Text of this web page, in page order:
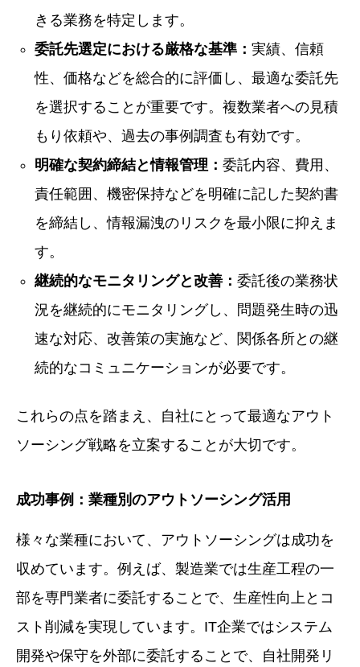
きる業務を特定します。
委託先選定における厳格な基準：実績、信頼
性、価格などを総合的に評価し、最適な委託先
を選択することが重要です。複数業者への見積
もり依頼や、過去の事例調査も有効です。
明確な契約締結と情報管理：委託内容、費用、
責任範囲、機密保持などを明確に記した契約書
を締結し、情報漏洩のリスクを最小限に抑えま
す。
継続的なモニタリングと改善：委託後の業務状
況を継続的にモニタリングし、問題発生時の迅
速な対応、改善策の実施など、関係各所との継
続的なコミュニケーションが必要です。
これらの点を踏まえ、自社にとって最適なアウト
ソーシング戦略を立案することが大切です。
成功事例：業種別のアウトソーシング活用
様々な業種において、アウトソーシングは成功を
収めています。例えば、製造業では生産工程の一
部を専門業者に委託することで、生産性向上とコ
スト削減を実現しています。IT企業ではシステム
開発や保守を外部に委託することで、自社開発リ